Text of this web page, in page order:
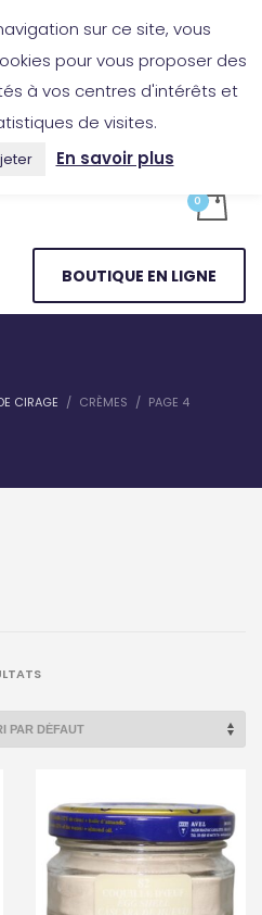
BOUTIQUE EN LIGNE
CIRAGE CRÈMES PAGE 4
sur ce site, vous
pour vous proposer des
à vos centres d'intérêts et
de visites.
En savoir plus